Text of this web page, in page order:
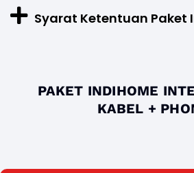
Syarat Ketentuan Paket
PAKET INDIHOME
KABEL +